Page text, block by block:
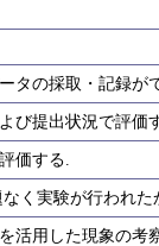
タの採取・記録が
び提出状況で評価
価する.
く実験が行われた
活用した現象の考